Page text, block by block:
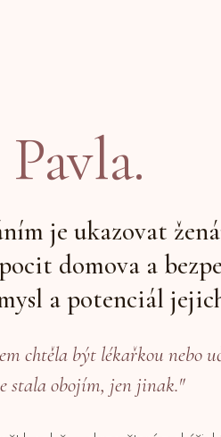
je ukazovat
domova a
a potenciál
chtěla být lékařkou nebo
stala obojím, jen jinak."